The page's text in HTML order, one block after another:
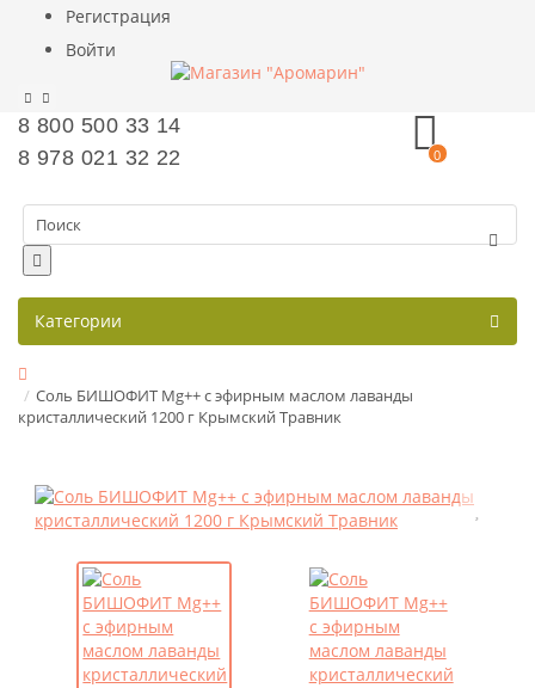
Регистрация
Войти
8 800 500 33 14
8 978 021 32 22
0
Категории
Соль БИШОФИТ Mg++ с эфирным маслом лаванды
кристаллический 1200 г Крымский Травник